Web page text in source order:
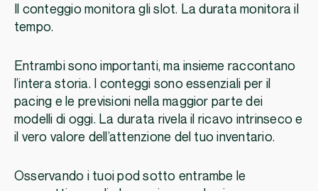
Il conteggio monitora gli slot. La durata monitora il
tempo.
Entrambi sono importanti, ma insieme raccontano
l’intera storia. I conteggi sono essenziali per il
pacing e le previsioni nella maggior parte dei
modelli di oggi. La durata rivela il ricavo intrinseco e
il vero valore dell’attenzione del tuo inventario.
Osservando i tuoi pod sotto entrambe le